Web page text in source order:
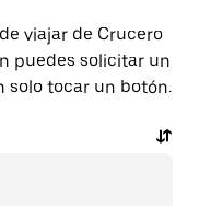
viajar de Crucero
puedes solicitar un
solo tocar un botón.